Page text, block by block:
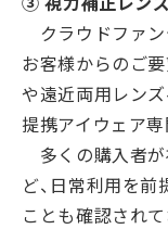
クラウドファ
お客様からのご
や遠近両用レン
提携アイウェア
多くの購入者
ど、日常利用を
ことも確認され